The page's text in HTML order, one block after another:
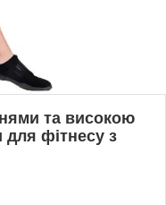
та високою
фітнесу з